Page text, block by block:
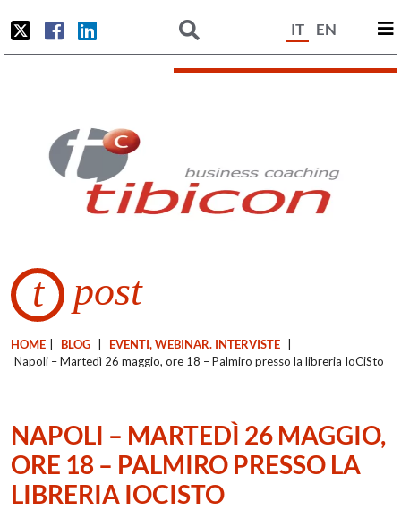
IT EN
t post
HOME BLOG EVENTI, WEBINAR. INTERVISTE
Napoli – Martedì 26 maggio, ore 18 – Palmiro presso la libreria IoCiSto
NAPOLI – MARTEDÌ 26 MAGGIO,
ORE 18 – PALMIRO PRESSO LA
LIBRERIA IOCISTO